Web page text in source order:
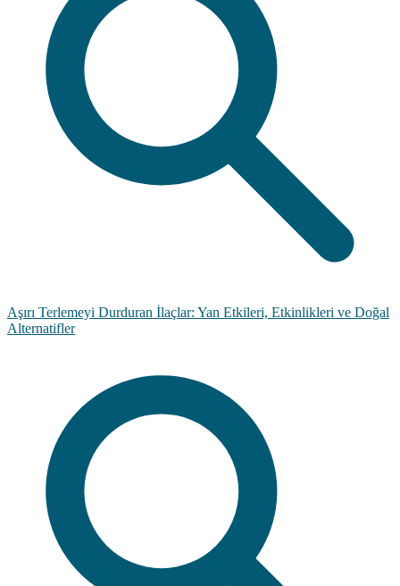
Aşırı Terlemeyi Durduran İlaçlar: Yan Etkileri, Etkinlikleri ve Doğal
Alternatifler